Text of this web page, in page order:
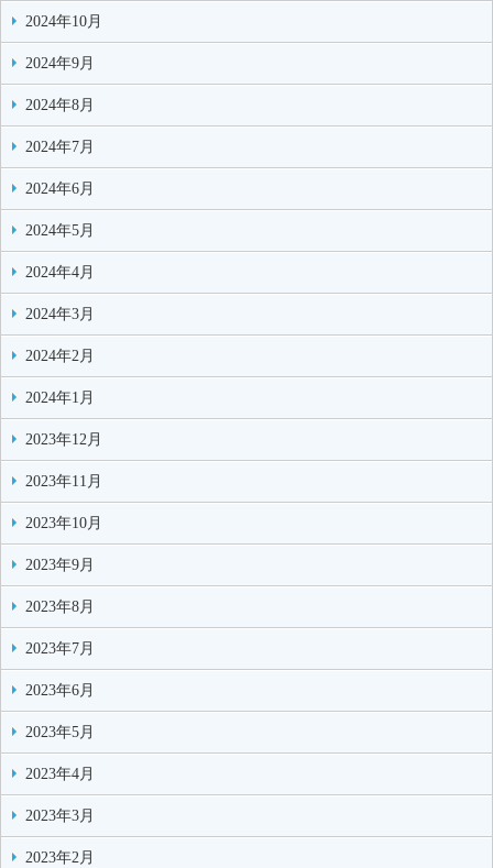
2024年10月
2024年9月
2024年8月
2024年7月
2024年6月
2024年5月
2024年4月
2024年3月
2024年2月
2024年1月
2023年12月
2023年11月
2023年10月
2023年9月
2023年8月
2023年7月
2023年6月
2023年5月
2023年4月
2023年3月
2023年2月